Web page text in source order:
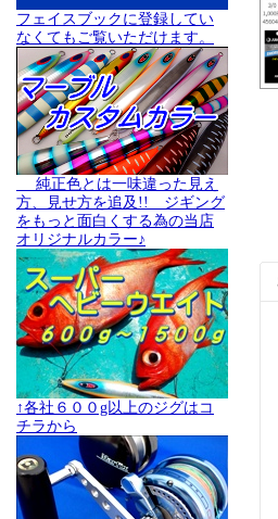
フェイスブックに登録してい
なくてもご覧いただけます。
純正色とは一味違った見え
方、見せ方を追及!! ジギング
をもっと面白くする為の当店
オリジナルカラー♪
↑各社６００g以上のジグはコ
チラから